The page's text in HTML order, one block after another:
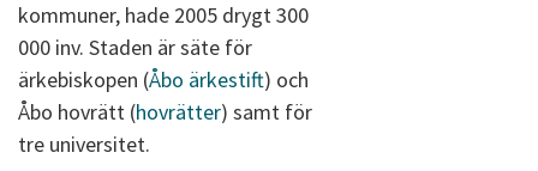
kommuner, hade 2005 drygt 300
000 inv. Staden är säte för
ärkebiskopen (Åbo ärkestift) och
Åbo hovrätt (hovrätter) samt för
tre universitet.